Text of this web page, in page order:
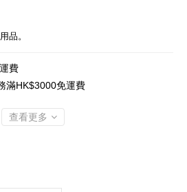
品。
費
滿HK$3000免運費
查看更多